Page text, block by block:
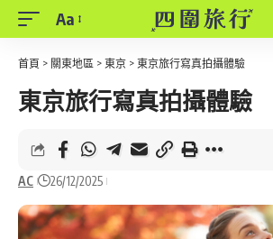
Font
Resizer
Aa
首頁 > 關東地區 > 東京 > 東京旅行寫真拍攝體驗
東京旅行寫真拍攝體驗
AC 26/12/2025